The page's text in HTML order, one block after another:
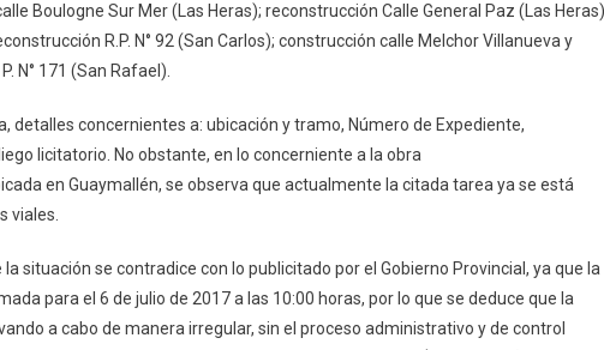
Boulogne Sur Mer (Las Heras); reconstrucción Calle General Paz (Las
R.P. N° 92 (San Carlos); construcción calle Melchor Villanueva y
N° 171 (San Rafael).
detalles concernientes a: ubicación y tramo, Número de Expediente,
licitatorio. No obstante, en lo concerniente a la obra
en Guaymallén, se observa que actualmente la citada tarea ya se está
viales.
situación se contradice con lo publicitado por el Gobierno Provincial, ya que la
para el 6 de julio de 2017 a las 10:00 horas, por lo que se deduce que la
a cabo de manera irregular, sin el proceso administrativo y de control